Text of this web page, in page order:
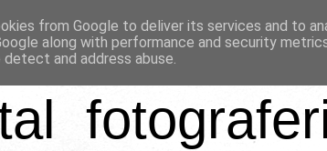
from Google to deliver its services and to
along with performance and security
and address abuse.